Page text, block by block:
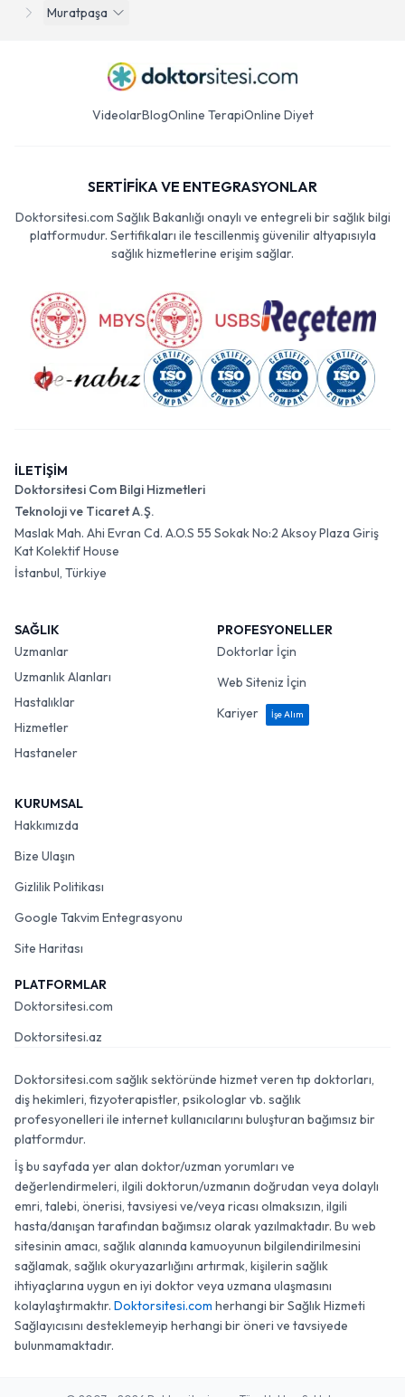
Muratpaşa
VideolarBlogOnline TerapiOnline Diyet
SERTİFİKA VE ENTEGRASYONLAR
Doktorsitesi.com Sağlık Bakanlığı onaylı ve entegreli bir sağlık bilgi
platformudur. Sertifikaları ile tescillenmiş güvenilir altyapısıyla
sağlık hizmetlerine erişim sağlar.
İLETİŞİM
Doktorsitesi Com Bilgi Hizmetleri
Teknoloji ve Ticaret A.Ş.
Maslak Mah. Ahi Evran Cd. A.O.S 55 Sokak No:2 Aksoy Plaza Giriş
Kat Kolektif House
İstanbul, Türkiye
SAĞLIK
Uzmanlar
Uzmanlık Alanları
Hastalıklar
Hizmetler
Hastaneler
PROFESYONELLER
Doktorlar İçin
Web Siteniz İçin
Kariyer
İşe Alım
KURUMSAL
Hakkımızda
Bize Ulaşın
Gizlilik Politikası
Google Takvim Entegrasyonu
Site Haritası
PLATFORMLAR
Doktorsitesi.com
Doktorsitesi.az
Doktorsitesi.com sağlık sektöründe hizmet veren tıp doktorları,
diş hekimleri, fizyoterapistler, psikologlar vb. sağlık
profesyonelleri ile internet kullanıcılarını buluşturan bağımsız bir
platformdur.
İş bu sayfada yer alan doktor/uzman yorumları ve
değerlendirmeleri, ilgili doktorun/uzmanın doğrudan veya dolaylı
emri, talebi, önerisi, tavsiyesi ve/veya ricası olmaksızın, ilgili
hasta/danışan tarafından bağımsız olarak yazılmaktadır. Bu web
sitesinin amacı, sağlık alanında kamuoyunun bilgilendirilmesini
sağlamak, sağlık okuryazarlığını artırmak, kişilerin sağlık
ihtiyaçlarına uygun en iyi doktor veya uzmana ulaşmasını
kolaylaştırmaktır. Doktorsitesi.com herhangi bir Sağlık Hizmeti
Sağlayıcısını desteklemeyip herhangi bir öneri ve tavsiyede
bulunmamaktadır.